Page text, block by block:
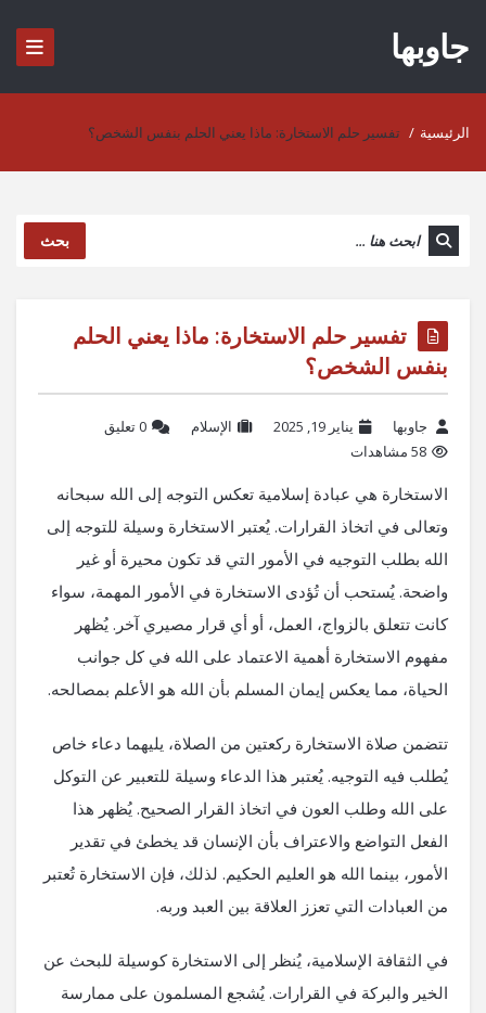
جاوبها
الرئيسية / تفسير حلم الاستخارة: ماذا يعني الحلم بنفس الشخص؟
بحث
تفسير حلم الاستخارة: ماذا يعني الحلم
بنفس الشخص؟
جاوبها يناير 19, 2025 الإسلام
‫0 تعليق
58 مشاهدات
الاستخارة هي عبادة إسلامية تعكس التوجه إلى الله سبحانه
وتعالى في اتخاذ القرارات. يُعتبر الاستخارة وسيلة للتوجه إلى
الله بطلب التوجيه في الأمور التي قد تكون محيرة أو غير
واضحة. يُستحب أن تُؤدى الاستخارة في الأمور المهمة، سواء
كانت تتعلق بالزواج، العمل، أو أي قرار مصيري آخر. يُظهر
مفهوم الاستخارة أهمية الاعتماد على الله في كل جوانب
الحياة، مما يعكس إيمان المسلم بأن الله هو الأعلم بمصالحه.
تتضمن صلاة الاستخارة ركعتين من الصلاة، يليهما دعاء خاص
يُطلب فيه التوجيه. يُعتبر هذا الدعاء وسيلة للتعبير عن التوكل
على الله وطلب العون في اتخاذ القرار الصحيح. يُظهر هذا
الفعل التواضع والاعتراف بأن الإنسان قد يخطئ في تقدير
الأمور، بينما الله هو العليم الحكيم. لذلك، فإن الاستخارة تُعتبر
من العبادات التي تعزز العلاقة بين العبد وربه.
في الثقافة الإسلامية، يُنظر إلى الاستخارة كوسيلة للبحث عن
الخير والبركة في القرارات. يُشجع المسلمون على ممارسة